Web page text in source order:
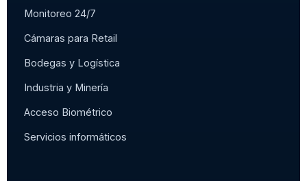
Monitoreo 24/7
Cámaras para Retail
Bodegas y Logística
Industria y Minería
Acceso Biométrico
Servicios informáticos